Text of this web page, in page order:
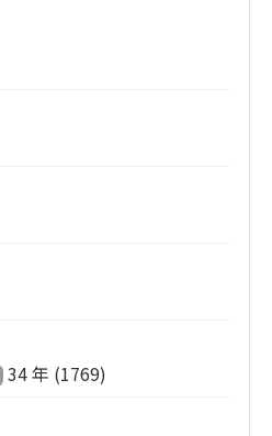
34 年 (1769)